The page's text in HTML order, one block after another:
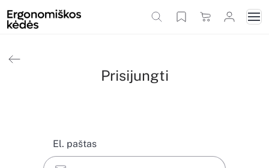
Prisijungti
El. paštas